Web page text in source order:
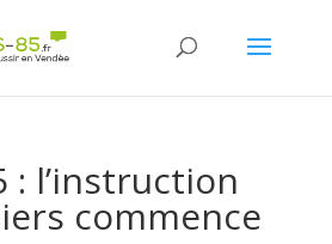
: l’instruction
commence